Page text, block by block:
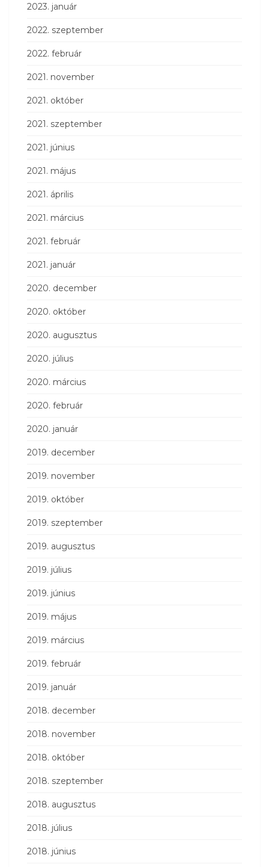
2023. január
2022. szeptember
2022. február
2021. november
2021. október
2021. szeptember
2021. június
2021. május
2021. április
2021. március
2021. február
2021. január
2020. december
2020. október
2020. augusztus
2020. július
2020. március
2020. február
2020. január
2019. december
2019. november
2019. október
2019. szeptember
2019. augusztus
2019. július
2019. június
2019. május
2019. március
2019. február
2019. január
2018. december
2018. november
2018. október
2018. szeptember
2018. augusztus
2018. július
2018. június